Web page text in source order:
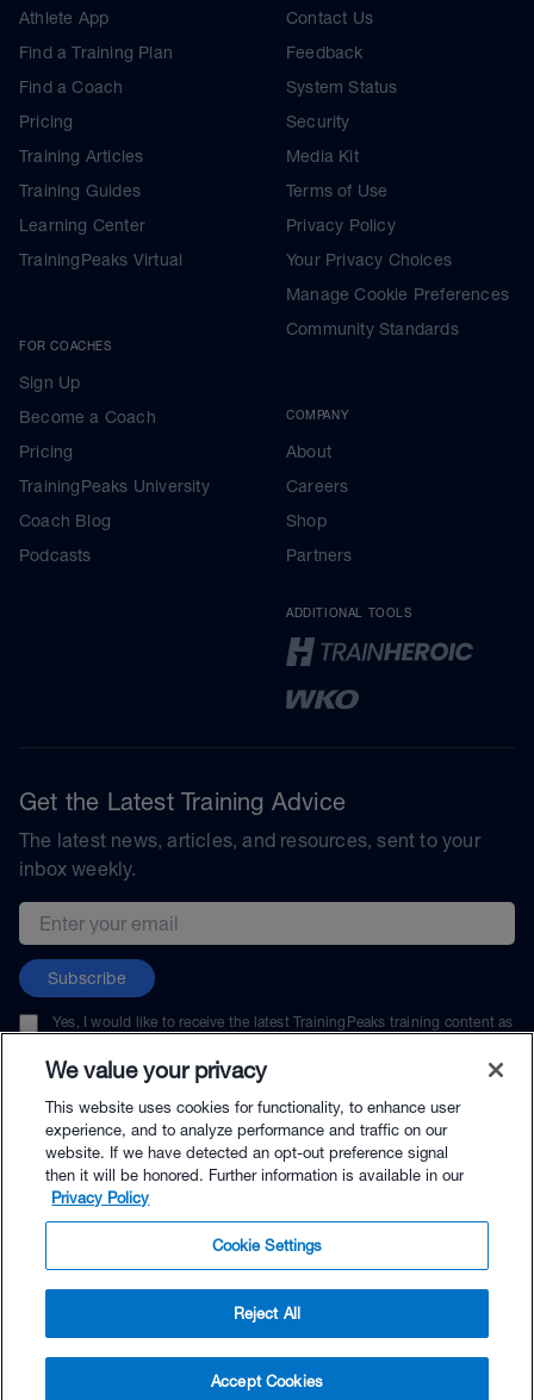
$54.90 - Buy Now
Buy with Premium Bundle
Athlete App
Find a Training Plan
Find a Coach
Pricing
Training Articles
Training Guides
Learning Center
TrainingPeaks Virtual
FOR COACHES
Sign Up
Become a Coach
Pricing
TrainingPeaks University
Coach Blog
Podcasts
Contact Us
Feedback
System Status
Security
Media Kit
Terms of Use
Privacy Policy
Your Privacy Choices
Manage Cookie Preferences
Community Standards
COMPANY
About
Careers
Shop
Partners
ADDITIONAL TOOLS
Get the Latest Training Advice
The latest news, articles, and resources, sent to your
inbox weekly.
Email address
Subscribe
Yes, I would like to receive the latest TrainingPeaks training content as
unsubscribe at any time.
© TrainingPeaks, LLC
We value your privacy
This website uses cookies for functionality, to enhance user
experience, and to analyze performance and traffic on our
website. If we have detected an opt-out preference signal
then it will be honored. Further information is available in our
Privacy Policy
Cookie Settings
Reject All
Accept Cookies